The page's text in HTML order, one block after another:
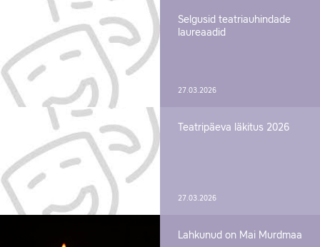
Selgusid teatriauhindade
laureaadid
27.03.2026
Teatripäeva läkitus 2026
27.03.2026
Lahkunud on Mai Murdmaa